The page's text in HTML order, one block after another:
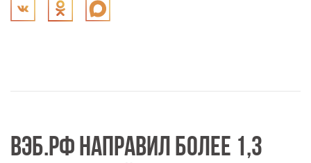
ВЭБ.РФ НАПРАВИЛ БОЛЕЕ 1,3